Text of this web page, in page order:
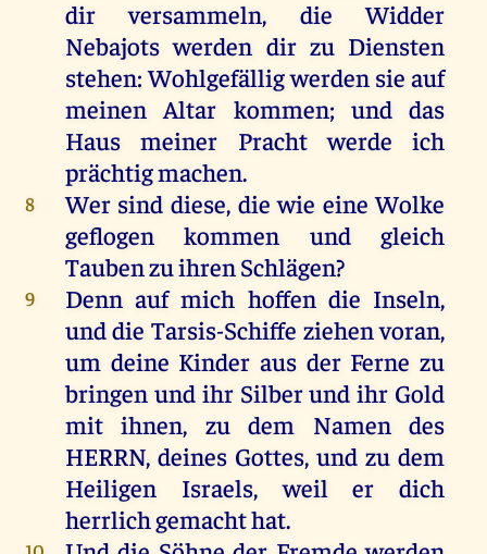
dir
versammeln, die
Widder
Nebajotswerden dir zu Diensten
stehen: Wohlgefälligwerden sie auf
meinen Altar kommen; und das
Haus
meiner Pracht werde
ich
prächtigmachen.
8 Wer sind diese, die wie eine Wolke
geflogenkommen und
gleich
TaubenzuihrenSchlägen?
9 Denn auf mich hoffen die Inseln,
unddie Tarsis-Schiffe ziehenvoran,
um deine Kinder aus der Ferne zu
bringen und ihr Silber und ihr Gold
mit ihnen, zu dem Namen des
HERRN, deines Gottes,und zu dem
Heiligen
Israels,weil er
dich
herrlichgemachthat.